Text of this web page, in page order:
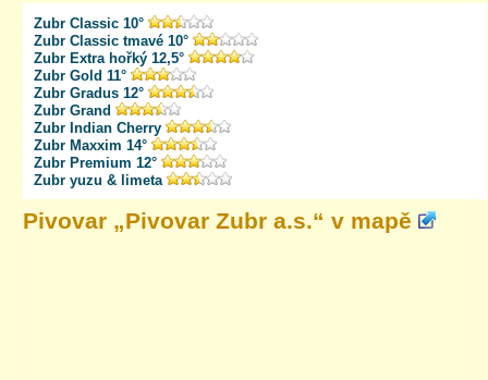
Zubr Classic 10°
Zubr Classic tmavé 10°
Zubr Extra hořký 12,5°
Zubr Gold 11°
Zubr Gradus 12°
Zubr Grand
Zubr Indian Cherry
Zubr Maxxim 14°
Zubr Premium 12°
Zubr yuzu & limeta
Pivovar „Pivovar Zubr a.s.“ v mapě